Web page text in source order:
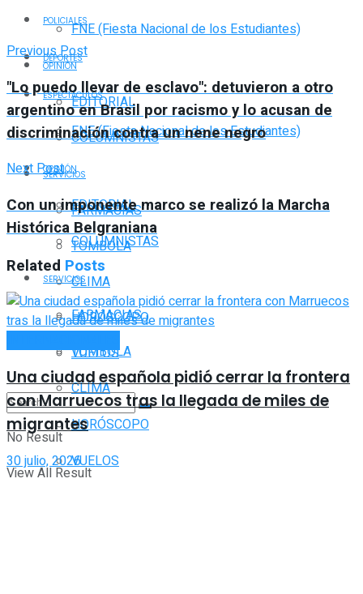
FNE (Fiesta Nacional de los Estudiantes)
OPINIÓN
EDITORIAL
COLUMNISTAS
SERVICIOS
FARMACIAS
TOMBOLA
CLIMA
HORÓSCOPO
VUELOS
No Result
View All Result
POLICIALES
DEPORTES
ESPECTÁCULOS
FNE (Fiesta Nacional de los Estudiantes)
OPINIÓN
EDITORIAL
COLUMNISTAS
SERVICIOS
FARMACIAS
TOMBOLA
CLIMA
HORÓSCOPO
VUELOS
Previous Post
"Lo puedo llevar de esclavo": detuvieron a otro
argentino en Brasil por racismo y lo acusan de
discriminación contra un nene negro
Next Post
Con un imponente marco se realizó la Marcha
Histórica Belgraniana
Related Posts
Una ciudad española pidió cerrar la frontera
con Marruecos tras la llegada de miles de
migrantes
30 julio, 2026